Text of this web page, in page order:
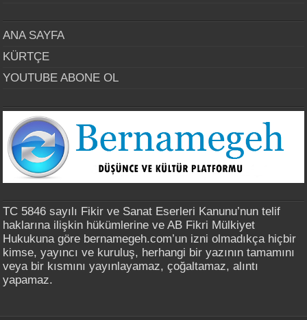
ANA SAYFA
KÜRTÇE
YOUTUBE ABONE OL
TC 5846 sayılı Fikir ve Sanat Eserleri Kanunu’nun telif
haklarına ilişkin hükümlerine ve AB Fikri Mülkiyet
Hukukuna göre bernamegeh.com’un izni olmadıkça hiçbir
kimse, yayıncı ve kuruluş, herhangi bir yazının tamamını
veya bir kısmını yayınlayamaz, çoğaltamaz, alıntı
yapamaz.